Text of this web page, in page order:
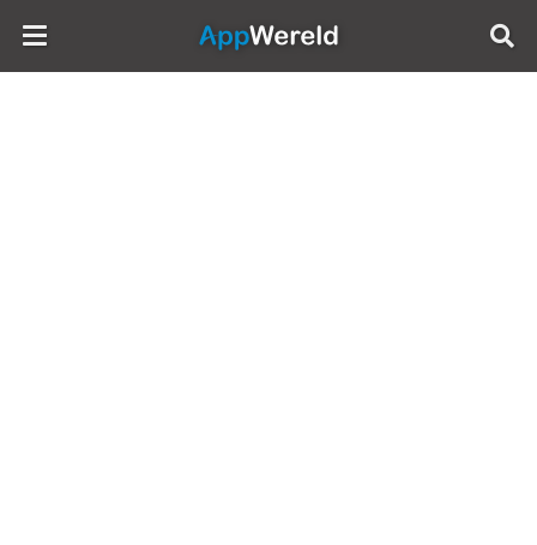
AppWereld